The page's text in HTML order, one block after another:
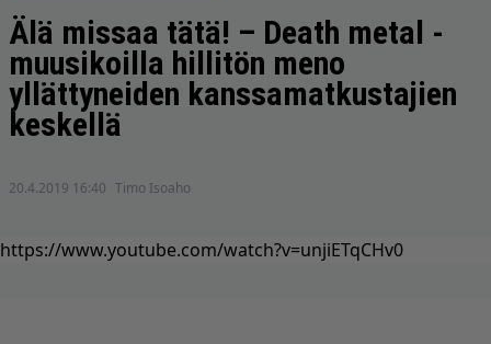
Älä missaa tätä! – Death metal -
muusikoilla hillitön meno
yllättyneiden kanssamatkustajien
keskellä
20.4.2019 16:40 Timo Isoaho
https://www.youtube.com/watch?v=unjiETqCHv0